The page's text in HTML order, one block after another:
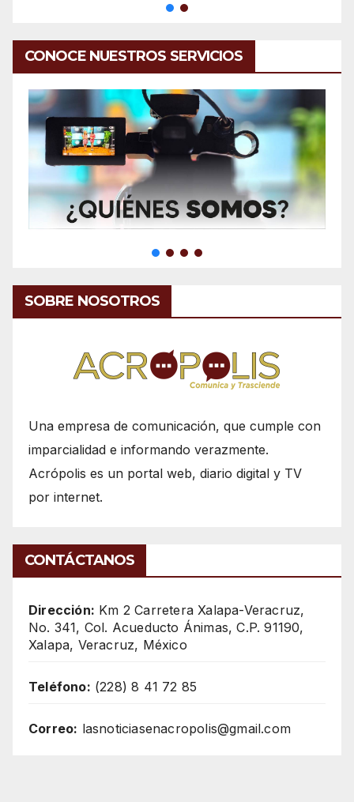
CONOCE NUESTROS SERVICIOS
SOBRE NOSOTROS
Una empresa de comunicación, que cumple con
imparcialidad e informando verazmente.
Acrópolis es un portal web, diario digital y TV
por internet.
CONTÁCTANOS
Dirección: Km 2 Carretera Xalapa-Veracruz,
No. 341, Col. Acueducto Ánimas, C.P. 91190,
Xalapa, Veracruz, México
Teléfono: (228) 8 41 72 85
Correo: lasnoticiasenacropolis@gmail.com